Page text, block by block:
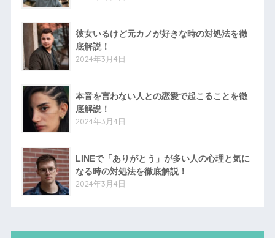
彼女いるけど元カノが好きな時の対処法を徹
底解説！
2024年3月4日
本音を言わない人との恋愛で起こることを徹
底解説！
2024年3月4日
LINEで「ありがとう」が多い人の心理と気に
なる時の対処法を徹底解説！
2024年3月4日